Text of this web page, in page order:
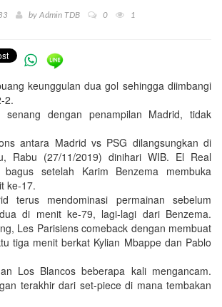
by Admin TDB 0 1
keunggulan dua gol sehingga diimbangi
2.
senang dengan penampilan Madrid, tidak
antara Madrid vs PSG dilangsungkan di
Rabu (27/11/2019) dinihari WIB. El Real
bagus setelah Karim Benzema membuka
ke-17.
terus mendominasi permainan sebelum
di menit ke-79, lagi-lagi dari Benzema.
Les Parisiens comeback dengan membuat
tiga menit berkat Kylian Mbappe dan Pablo
Los Blancos beberapa kali mengancam.
terakhir dari set-piece di mana tembakan